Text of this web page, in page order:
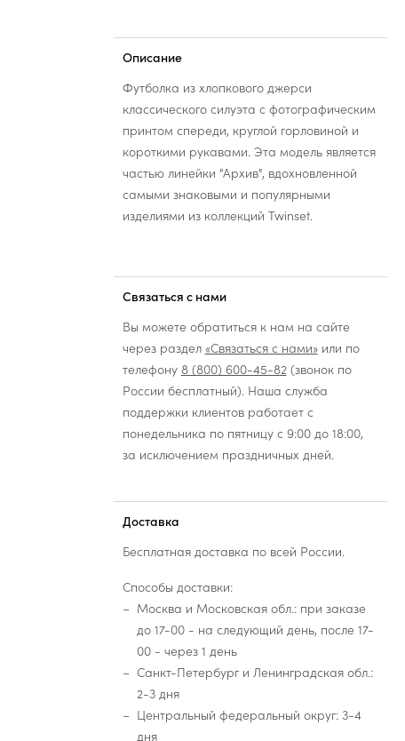
Описание
Футболка из хлопкового джерси
классического силуэта с фотографическим
принтом спереди, круглой горловиной и
короткими рукавами. Эта модель является
частью линейки "Архив", вдохновленной
самыми знаковыми и популярными
изделиями из коллекций Twinset.
Связаться с нами
Вы можете обратиться к нам на сайте
через раздел «Связаться с нами»или по
телефону 8 (800) 600-45-82(звонок по
России бесплатный). Наша служба
поддержки клиентов работает с
понедельника по пятницу с 9:00 до 18:00,
за исключением праздничных дней.
Доставка
Бесплатная доставка по всей России.
Способы доставки:
Москва и Московская обл.: при заказе
до 17-00 - на следующий день, после 17-
00 - через 1 день
Санкт-Петербург и Ленинградская обл.:
2-3 дня
Центральный федеральный округ: 3-4
дня